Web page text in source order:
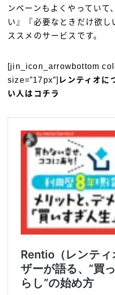
ンペーンもよくやっていて
い』『必要なときだけ欲し
ススメのサービスです。
[jin_icon_arrowbottom
size=”17px”] レンティオに
い人はコチラ